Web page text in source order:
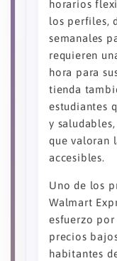
horarios
los perfiles,
semanales
requieren
hora para
tienda
estudiantes
y
que valoran
accesibles.
Uno de los
Walmart
esfuerzo
precios
habitantes